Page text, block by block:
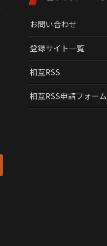
お問い合わせ
登録サイト一覧
相互RSS
相互RSS申請フォーム